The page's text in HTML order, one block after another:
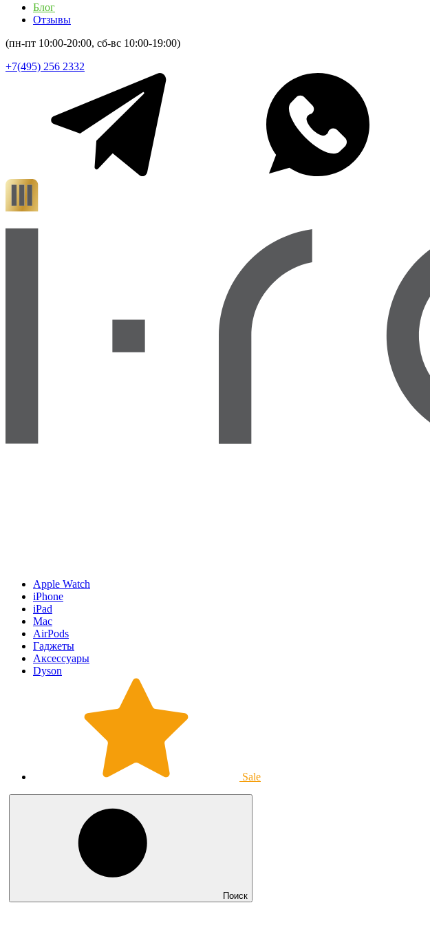
Блог
Отзывы
(пн-пт 10:00-20:00, сб-вс 10:00-19:00)
+7(495) 256 2332
Apple Watch
iPhone
iPad
Mac
AirPods
Гаджеты
Аксессуары
Dyson
Sale
Поиск